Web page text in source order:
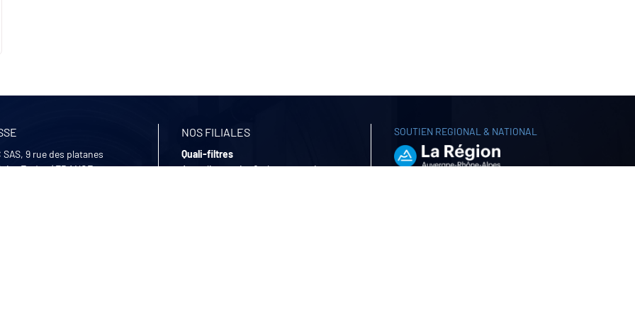
SAS, 9 rue des platanes
Egrève|FRANCE
NOS FILIALES
Quali-filtres
Agroalimentaire & pharmaceutique
SOUTIEN REGIONAL & NATIONAL